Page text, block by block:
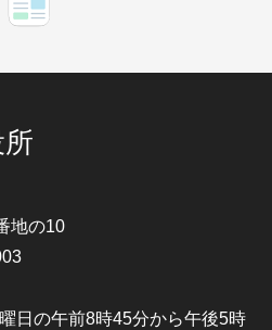
地の10
日の午前8時45分から午後5時